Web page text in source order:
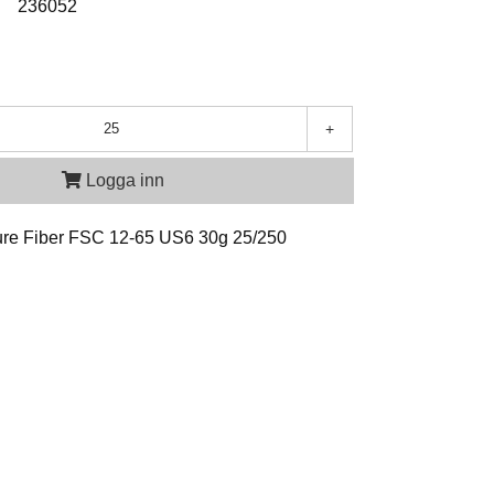
236052
+
Logga inn
Fiber FSC 12-65 US6 30g 25/250